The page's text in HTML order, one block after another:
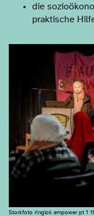
die
praktische
Storkfoto ringlok empower pt 1